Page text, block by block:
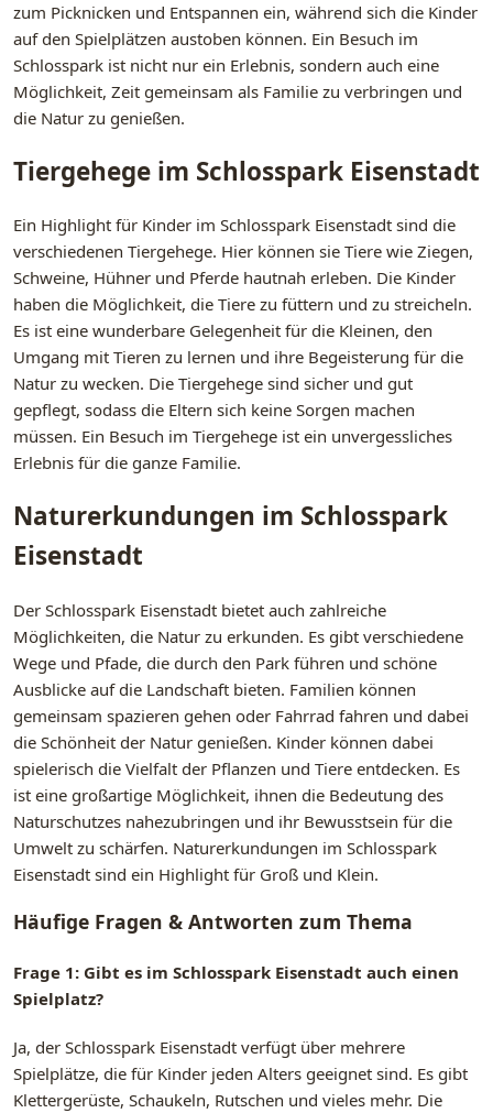
zum Picknicken und Entspannen ein, während sich die Kinder
auf den Spielplätzen austoben können. Ein Besuch im
Schlosspark ist nicht nur ein Erlebnis, sondern auch eine
Möglichkeit, Zeit gemeinsam als Familie zu verbringen und
die Natur zu genießen.
Tiergehege im Schlosspark Eisenstadt
Ein Highlight für Kinder im Schlosspark Eisenstadt sind die
verschiedenen Tiergehege. Hier können sie Tiere wie Ziegen,
Schweine, Hühner und Pferde hautnah erleben. Die Kinder
haben die Möglichkeit, die Tiere zu füttern und zu streicheln.
Es ist eine wunderbare Gelegenheit für die Kleinen, den
Umgang mit Tieren zu lernen und ihre Begeisterung für die
Natur zu wecken. Die Tiergehege sind sicher und gut
gepflegt, sodass die Eltern sich keine Sorgen machen
müssen. Ein Besuch im Tiergehege ist ein unvergessliches
Erlebnis für die ganze Familie.
Naturerkundungen im Schlosspark
Eisenstadt
Der Schlosspark Eisenstadt bietet auch zahlreiche
Möglichkeiten, die Natur zu erkunden. Es gibt verschiedene
Wege und Pfade, die durch den Park führen und schöne
Ausblicke auf die Landschaft bieten. Familien können
gemeinsam spazieren gehen oder Fahrrad fahren und dabei
die Schönheit der Natur genießen. Kinder können dabei
spielerisch die Vielfalt der Pflanzen und Tiere entdecken. Es
ist eine großartige Möglichkeit, ihnen die Bedeutung des
Naturschutzes nahezubringen und ihr Bewusstsein für die
Umwelt zu schärfen. Naturerkundungen im Schlosspark
Eisenstadt sind ein Highlight für Groß und Klein.
Häufige Fragen & Antworten zum Thema
Frage 1: Gibt es im Schlosspark Eisenstadt auch einen
Spielplatz?
Ja, der Schlosspark Eisenstadt verfügt über mehrere
Spielplätze, die für Kinder jeden Alters geeignet sind. Es gibt
Klettergerüste, Schaukeln, Rutschen und vieles mehr. Die